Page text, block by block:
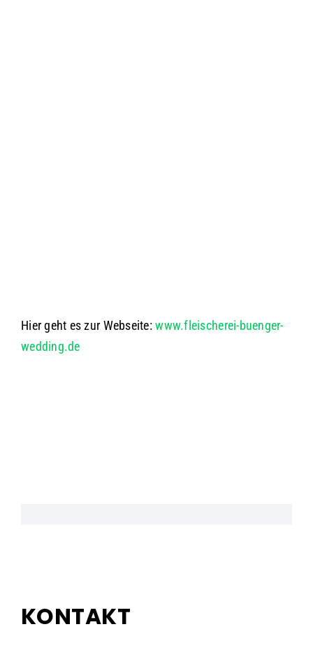
Hier geht es zur Webseite:www.fleischerei-buenger-
wedding.de
KONTAKT